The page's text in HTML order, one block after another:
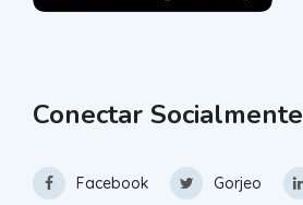
Conectar Socialmente
Facebook Gorjeo